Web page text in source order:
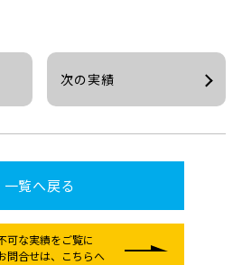
次の実績
一覧へ戻る
可な実績をご覧に
問合せは、こちらへ